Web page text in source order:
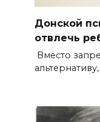
Донской
отвлечь
Вместо